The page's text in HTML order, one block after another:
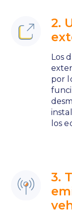
2.
Los
por
los
3.